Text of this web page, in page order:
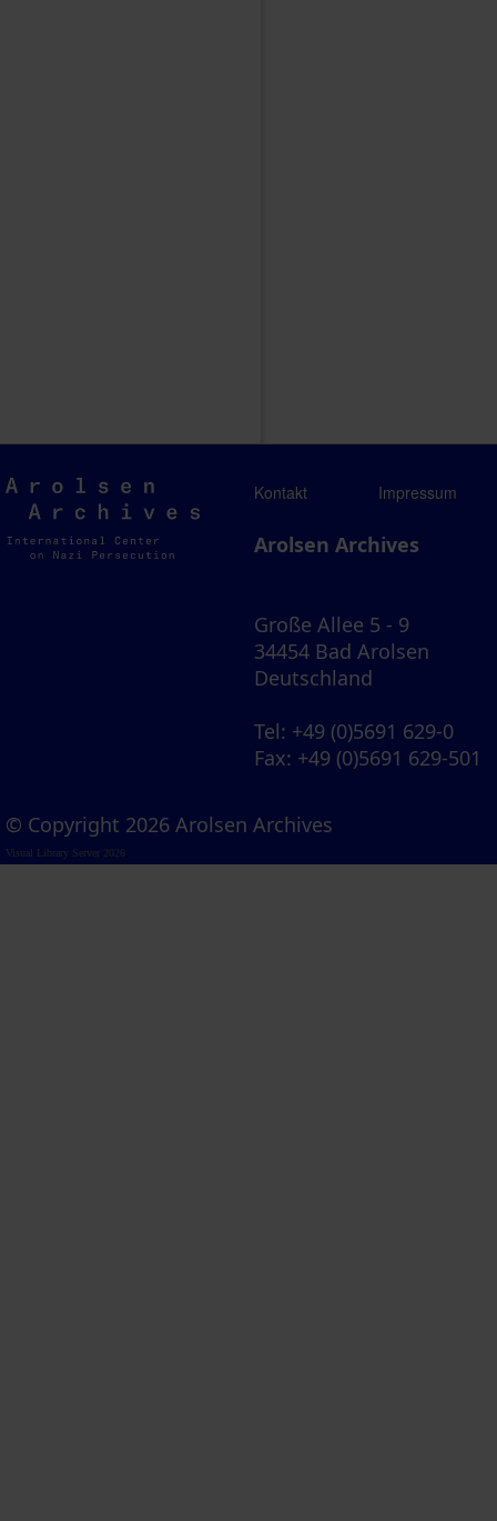
Arolsen
Archives
Kontakt Impressum
Arolsen Archives
Große Allee 5 - 9
34454 Bad Arolsen
Deutschland
Tel: +49 (0)5691 629-0
Fax: +49 (0)5691 629-501
© Copyright 2026 Arolsen Archives
Visual Library Server 2026